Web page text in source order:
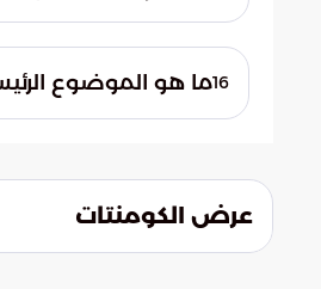
16ما هو الموضوع
عرض الكومنتات